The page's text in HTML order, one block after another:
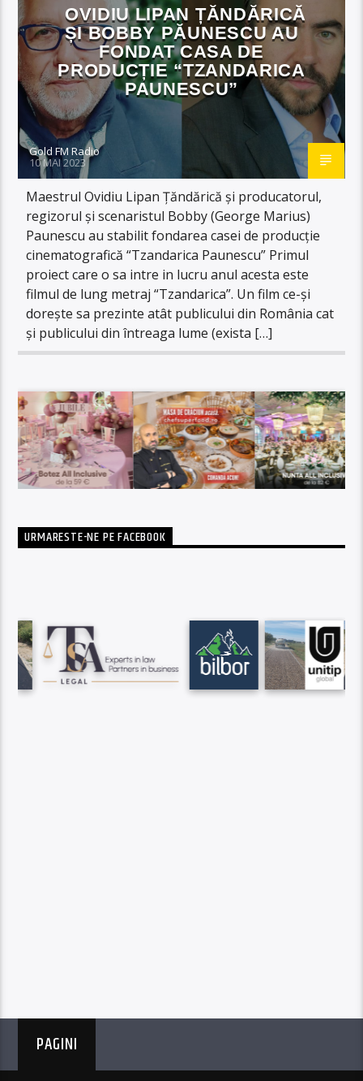
OVIDIU LIPAN ȚĂNDĂRICĂ
ȘI BOBBY PĂUNESCU AU
FONDAT CASA DE
PRODUCȚIE “TZANDARICA
PAUNESCU”
Gold FM Radio
10 MAI 2023
Maestrul Ovidiu Lipan Țăndărică și producatorul,
regizorul și scenaristul Bobby (George Marius)
Paunescu au stabilit fondarea casei de producție
cinematografică “Tzandarica Paunescu” Primul
proiect care o sa intre in lucru anul acesta este
filmul de lung metraj “Tzandarica”. Un film ce-și
dorește sa prezinte atât publicului din România cat
și publicului din întreaga lume (exista […]
URMARESTE-NE PE FACEBOOK
PAGINI